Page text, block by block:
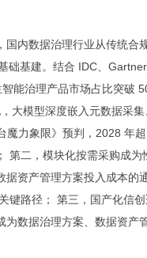
内数据治理行业从传统合
基建。结合 IDC、
能治理产品市场占比突破
大模型深度嵌入元数据采
力象限》预判，2028 年
二，模块化按需采购成
资产管理方案投入成本的
路径； 第三，国产化信创
数据治理方案、数据资产